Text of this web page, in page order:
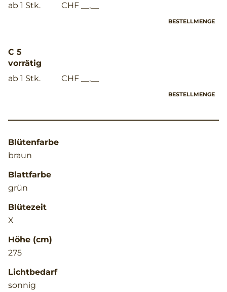
ab 1 Stk.
CHF __,__
BESTELLMENGE
C 5
vorrätig
ab 1 Stk.
CHF __,__
BESTELLMENGE
Blütenfarbe
braun
Blattfarbe
grün
Blütezeit
X
Höhe (cm)
275
Lichtbedarf
sonnig